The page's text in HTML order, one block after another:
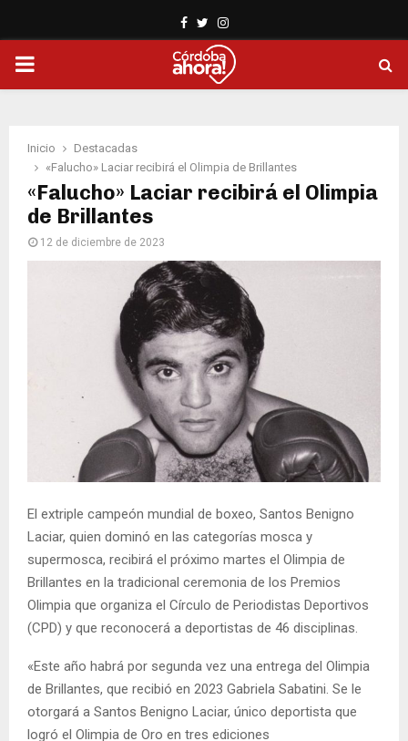
Facebook
TwitterInstagram
PRIMARY
Inicio
Destacadas
«Falucho» Laciar recibirá el Olimpia de Brillantes
«Falucho» Laciar recibirá el Olimpia
de Brillantes
12 de diciembre de 2023
El extriple campeón mundial de boxeo, Santos Benigno
Laciar, quien dominó en las categorías mosca y
supermosca, recibirá el próximo martes el Olimpia de
Brillantes en la tradicional ceremonia de los Premios
Olimpia que organiza el Círculo de Periodistas Deportivos
(CPD) y que reconocerá a deportistas de 46 disciplinas.
«Este año habrá por segunda vez una entrega del Olimpia
de Brillantes, que recibió en 2023 Gabriela Sabatini. Se le
otorgará a Santos Benigno Laciar, único deportista que
logró el Olimpia de Oro en tres ediciones